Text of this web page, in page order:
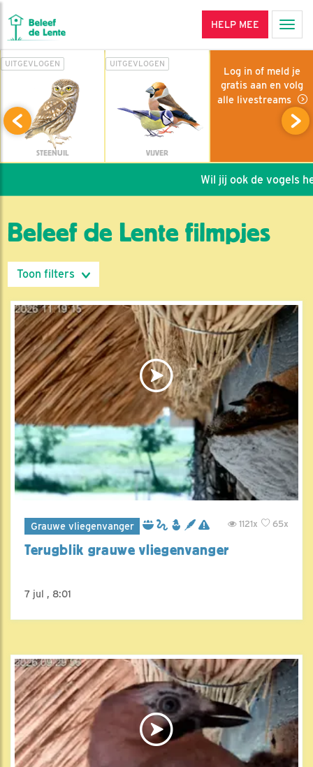
HELP MEE
UITGEVLOGEN
STEENUIL
UITGEVLOGEN
VIJVER
Log in of meld je
gratis aan en volg
alle livestreams
Wil jij ook de vogels
Beleef de Lente filmpjes
Grauwe vliegenvanger 65x
1121x
Terugblik grauwe vliegenvanger
7 jul , 8:01